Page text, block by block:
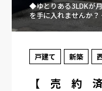
◆ゆとりある3LDKが
を手に入れませんか
戸建て 新築
【 売 約